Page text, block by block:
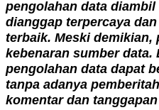
pengolahan data
dianggap terpercaya
terbaik. Meski
kebenaran sumber data.
pengolahan data dapat
tanpa adanya
komentar dan